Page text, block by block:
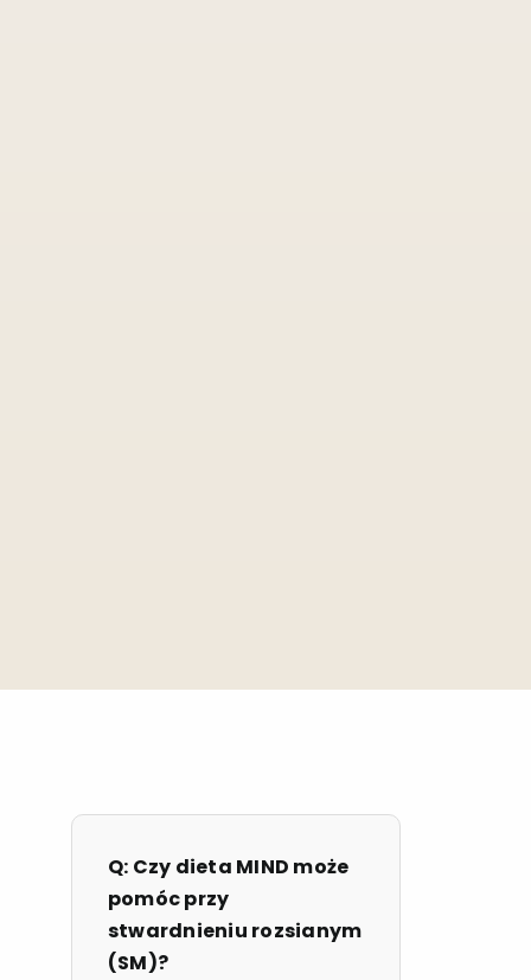
Q: Czy dieta MIND może
pomóc przy
stwardnieniu rozsianym
(SM)?